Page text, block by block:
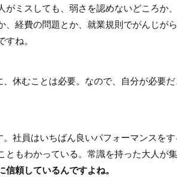
ミスしても、弱さを認めないどころか
経費の問題とか、就業規則でがんじが
ね。
休むことは必要。なので、自分が必要
社員はいちばん良いパフォーマンスを
ともわかっている。常識を持った大人が
頼しているんですよね。